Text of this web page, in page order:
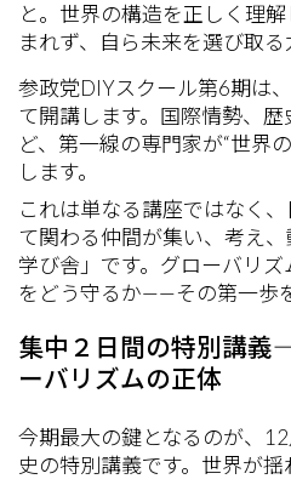
と。世界の構造を正しく理
まれず、自ら未来を選び取る
参政党DIYスクール第6期は
て開講します。国際情勢、
ど、第一線の専門家が“世界
します。
これは単なる講座ではなく
て関わる仲間が集い、考え
学び舎」です。グローバリ
をどう守るか——その第一歩
集中２日間の特別講義
ーバリズムの正体
今期最大の鍵となるのが、
史の特別講義です。世界が